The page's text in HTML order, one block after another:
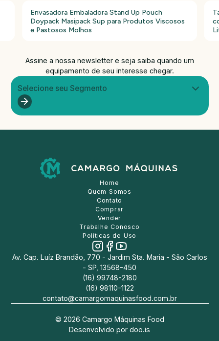
Envasadora Embaladora Stand Up Pouch
Doypack Masipack Sup para Produtos Viscosos
e Pastosos Molhos
Assine a nossa newsletter e seja saiba quando um
equipamento de seu interesse chegar.
Selecione seu Segmento
Home
Quem Somos
Contato
Comprar
Vender
Trabalhe Conosco
Políticas de Uso
Av. Cap. Luíz Brandão, 770 - Jardim Sta. Maria - São Carlos
- SP, 13568-450
(16) 99748-2180
(16) 98110-1122
contato@camargomaquinasfood.com.br
© 2026 Camargo Máquinas Food
Desenvolvido por doo.is